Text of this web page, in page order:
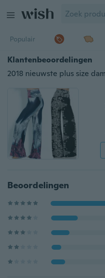
Populair
Klantenbeoordelingen
Beoordelingen